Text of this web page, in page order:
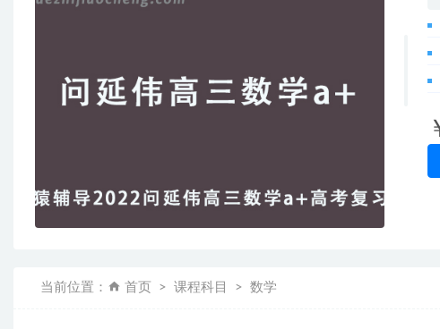
当前位置： 首页 课程科目 数学
23年有道张志
瑜伽教程-每天
高中英语网课
猿辅导2023孙
高中生物网课